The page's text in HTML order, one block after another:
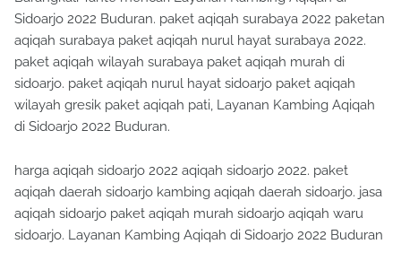
Sidoarjo 2022 Buduran. paket aqiqah surabaya 2022 paketan
aqiqah surabaya paket aqiqah nurul hayat surabaya 2022.
paket aqiqah wilayah surabaya paket aqiqah murah di
sidoarjo. paket aqiqah nurul hayat sidoarjo paket aqiqah
wilayah gresik paket aqiqah pati, Layanan Kambing Aqiqah
di Sidoarjo 2022 Buduran.
harga aqiqah sidoarjo 2022 aqiqah sidoarjo 2022. paket
aqiqah daerah sidoarjo kambing aqiqah daerah sidoarjo. jasa
aqiqah sidoarjo paket aqiqah murah sidoarjo aqiqah waru
sidoarjo. Layanan Kambing Aqiqah di Sidoarjo 2022 Buduran